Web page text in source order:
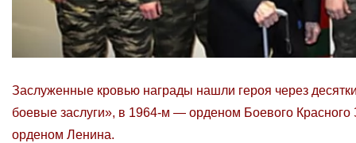
Заслуженные кровью награды нашли героя через
боевые заслуги», в 1964-м — орденом Боевого
орденом Ленина.